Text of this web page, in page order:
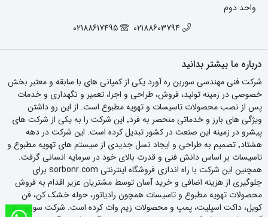
واحد دوم
02188603794
02188617495
درباره ما بیشتر بدانید
شرکت فنی مهندسی سوربن ره آورد یکی از کمپانی های با سابقه و معتبر بخش
خصوصی در زمینه تولید، فروش، طراحی و اجرا، تعمیر و نگهداری و خدمات
پس از نصب محصولات تاسیسات و تهویه مطبوع است. از این رو داشتن
ویژگی های بارز و خدماتی منحصر به فرد٬ این شرکت را به یکی از شرکت های
پیشرو در زمینه این صنعت در کشور تبدیل کرده است. این شرکت در دهه
هشتاد٬ تصمیم به طراحی و ایجاد نسل جدیدی از سیستم های تهویه مطبوع و
تاسیسات بر اساس دانش فنی و قدرت بالای خود در سرمایه انسانی گرفت.
همچنین این شرکت با راه اندازی فروشگاه اینترنتی sorbonr.com برای
جلوگیری از هزینه اضافی و خرید آسان توسط مشتریان عزیر اقدام به فروش
محصولات تهویه مطبوع و تاسیسات همچون رادیاتور، حوله خشک کن، فن
کویل، داکت اسپلیت، پمپ و محصولات زیم وات کرده است. شرکت سوربن ره